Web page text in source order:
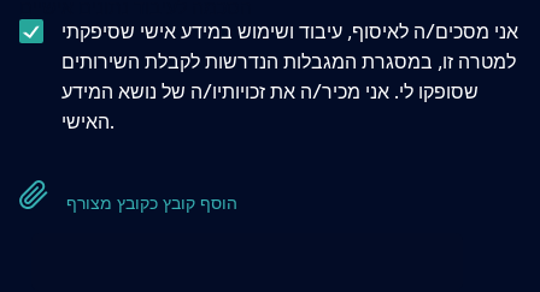
אני מסכים/ה לאיסוף, עיבוד ושימוש במידע אישי שסיפקתי
למטרה זו, במסגרת המגבלות הנדרשות לקבלת השירותים
שסופקו לי. אני מכיר/ה את זכויותיו/ה של נושא המידע
האישי.
הוסף קובץ כקובץ מצורף